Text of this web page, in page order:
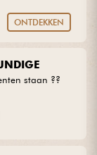
ONTDEKKEN
staan ??